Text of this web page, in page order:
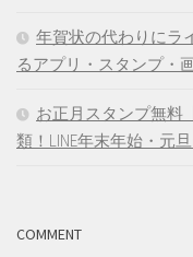
年賀状の代わりにラ
るアプリ・スタンプ・
お正月スタンプ無料
類！LINE年末年始・元
COMMENT